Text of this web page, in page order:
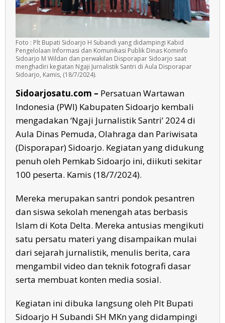
Foto : Plt Bupati Sidoarjo H Subandi yang didampingi Kabid
Pengelolaan Informasi dan Komunikasi Publik Dinas Kominfo
Sidoarjo M Wildan dan perwakilan Disporapar Sidoarjo saat
menghadiri kegiatan Ngaji Jurnalistik Santri di Aula Disporapar
Sidoarjo, Kamis, (18/7/2024).
Sidoarjosatu.com – Persatuan Wartawan
Indonesia (PWI) Kabupaten Sidoarjo kembali
mengadakan ‘Ngaji Jurnalistik Santri’ 2024 di
Aula Dinas Pemuda, Olahraga dan Pariwisata
(Disporapar) Sidoarjo. Kegiatan yang didukung
penuh oleh Pemkab Sidoarjo ini, diikuti sekitar
100 peserta. Kamis (18/7/2024).
Mereka merupakan santri pondok pesantren
dan siswa sekolah menengah atas berbasis
Islam di Kota Delta. Mereka antusias mengikuti
satu persatu materi yang disampaikan mulai
dari sejarah jurnalistik, menulis berita, cara
mengambil video dan teknik fotografi dasar
serta membuat konten media sosial.
Kegiatan ini dibuka langsung oleh Plt Bupati
Sidoarjo H Subandi SH MKn yang didampingi